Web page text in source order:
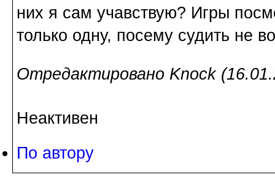
них я сам учавствую? Игры
только одну, посему судить не
Отредактировано Knock
Неактивен
По автору